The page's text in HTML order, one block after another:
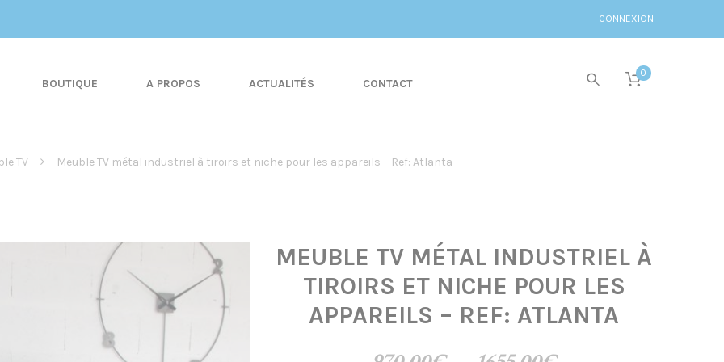
CONNEXION
BOUTIQUE A PROPOS ACTUALITÉS CONTACT
0
TV Meuble TV métal industriel à tiroirs et niche pour les appareils – Ref: Atlanta
MEUBLE TV MÉTAL INDUSTRIEL À
TIROIRS ET NICHE POUR LES
APPAREILS – REF: ATLANTA